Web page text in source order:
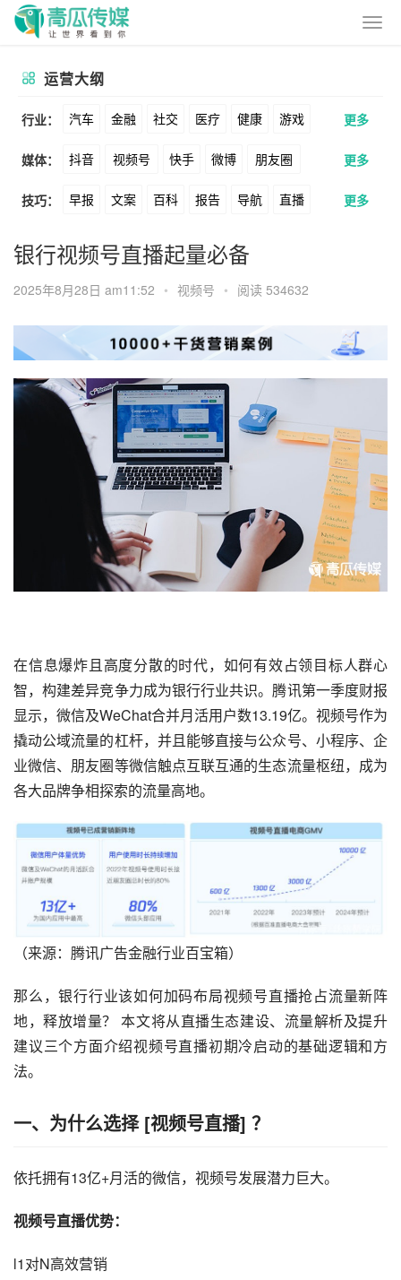
运营大纲
行业： 汽车 金融 社交 医疗 健康 游戏
动漫 美妆 美食 家装 教育 婚纱
酒旅 母婴 宠物 文娱 跨境 科技
广告 元宇宙 房地产
更多
媒体： 抖音 视频号 快手 微博 朋友圈
公众号 B站 小红书 头条 知乎
Soul 360 百度 搜狗 爱奇艺
美图 最右 神马 谷歌 Facebook
Tiktok YouTube Yahoo Bing
更多
技巧： 早报 文案 百科 报告 导航 直播
卖货 脚本 话术 电商 私域
涨粉 广告 推广 方案 策划 案例
数据 拉新 活动 用户 海外
更多
银行视频号直播起量必备
2025年8月28日 am11:52 • 视频号 • 阅读 534632
在信息爆炸且高度分散的时代，如何有效占领目标人群心
智，构建差异竞争力成为银行行业共识。腾讯第一季度财报
显示，微信及WeChat合并月活用户数13.19亿。 视频号作为
撬动公域流量的杠杆，并且能够直接与公众号、小程序、企
业微信、朋友圈等微信触点互联互通的生态流量枢纽，成为
各大品牌争相探索的流量高地。
（来源：腾讯广告金融行业百宝箱）
那么，银行行业该如何加码布局视频号直播抢占流量新阵
地，释放增量？ 本文将从直播生态建设、流量解析及提升
建议三个方面介绍视频号直播初期冷启动的基础逻辑和方
法。
一、 为什么选择[视频号直播] ？
依托拥有13亿+月活的微信，视频号发展潜力巨大。
视频号直播优势：
l1对N高效营销